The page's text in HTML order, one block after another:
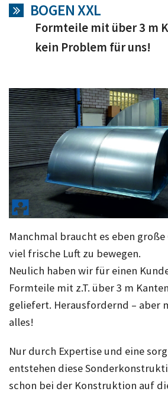
BOGEN XXL
Formteile mit über 3 m
kein Problem für uns!
Manchmal braucht es eben
viel frische Luft zu bewegen.
Neulich haben wir für einen
Formteile mit z.T. über 3 m
geliefert. Herausfordernd – aber
alles!
Nur durch Expertise und eine
entstehen diese
schon bei der Konstruktion auf